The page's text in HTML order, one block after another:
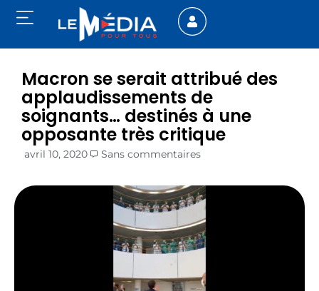
Macron se serait attribué des
applaudissements de
soignants… destinés à une
opposante très critique
avril 10, 2020 Sans commentaires